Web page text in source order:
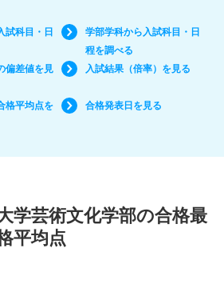
試科目・日
学部学科から入試科目・日
程を調べる
偏差値を見
入試結果（倍率）を見る
格平均点を
合格発表日を見る
学芸術文化学部の合格最
平均点